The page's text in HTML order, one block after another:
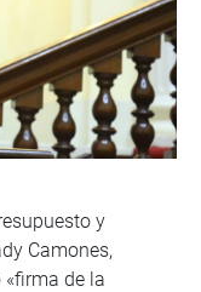
y
Camones,
de la